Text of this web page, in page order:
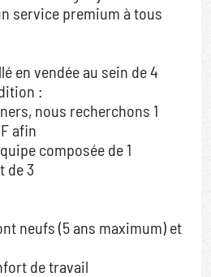
service premium à tous
en vendée au sein de 4
:
nous recherchons 1
afin
composée de 1
de 3
neufs (5 ans maximum) et
de travail